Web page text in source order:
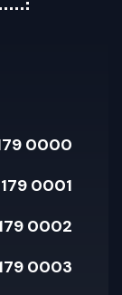
0000
0001
0002
0003
fa-